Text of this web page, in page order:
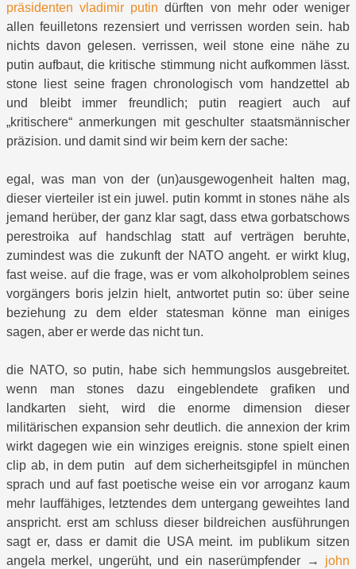
präsidenten vladimir putin dürften von mehr oder weniger
allen feuilletons rezensiert und verrissen worden sein. hab
nichts davon gelesen. verrissen, weil stone eine nähe zu
putin aufbaut, die kritische stimmung nicht aufkommen lässt.
stone liest seine fragen chronologisch vom handzettel ab
und bleibt immer freundlich; putin reagiert auch auf
„kritischere“ anmerkungen mit geschulter staatsmännischer
präzision. und damit sind wir beim kern der sache:
egal, was man von der (un)ausgewogenheit halten mag,
dieser vierteiler ist ein juwel. putin kommt in stones nähe als
jemand herüber, der ganz klar sagt, dass etwa gorbatschows
perestroika auf handschlag statt auf verträgen beruhte,
zumindest was die zukunft der NATO angeht. er wirkt klug,
fast weise. auf die frage, was er vom alkoholproblem seines
vorgängers boris jelzin hielt, antwortet putin so: über seine
beziehung zu dem elder statesman könne man einiges
sagen, aber er werde das nicht tun.
die NATO, so putin, habe sich hemmungslos ausgebreitet.
wenn man stones dazu eingeblendete grafiken und
landkarten sieht, wird die enorme dimension dieser
militärischen expansion sehr deutlich. die annexion der krim
wirkt dagegen wie ein winziges ereignis. stone spielt einen
clip ab, in dem putin auf dem sicherheitsgipfel in münchen
sprach und auf fast poetische weise ein vor arroganz kaum
mehr lauffähiges, letztendes dem untergang geweihtes land
anspricht. erst am schluss dieser bildreichen ausführungen
sagt er, dass er damit die USA meint. im publikum sitzen
angela merkel, ungerüht, und ein naserümpfender → john